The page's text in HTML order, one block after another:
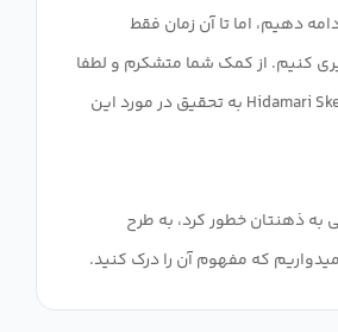
دهیم، اما تا آن زمان فقط
کنیم. از کمک شما متشکرم و لطفا
با تماشای Hidamari Sketch x SP به تحقیق در مورد این
به ذهنتان خطور کرد، به طرح